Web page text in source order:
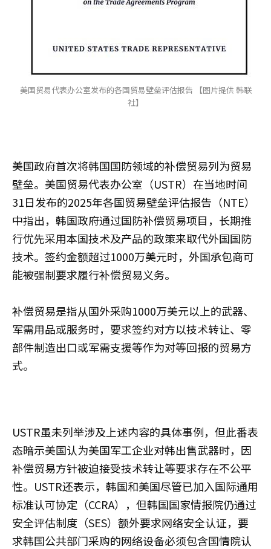
美国贸易代表办公室发布的各国贸易壁垒评估报告 【图片提供 韩联
社】
美国政府首次将韩国国防领域的补偿贸易列为贸易
壁垒。美国贸易代表办公室（USTR）在当地时间
31日发布的2025年各国贸易壁垒评估报告（NTE）
中指出，韩国政府通过国防补偿贸易项目，长期推
行优先采用本国技术及产品的政策来取代外国国防
技术。签约金额超过1000万美元时，外国承包商可
能被强制要求履行补偿贸易义务。
补偿贸易是指从国外采购1000万美元以上的武器、
军需用品或服务时，要求签约对方以技术转让、零
部件制造出口或军需支援等作为对等回报的贸易方
式。
USTR虽未列举涉及上述内容的具体事例，但此番表
态暗示美国认为美国军工企业对韩出售武器时，因
补偿贸易方针被迫接受技术转让等要求存在不公平
性。USTR还表示，韩国和美国尽管已加入国际通用
标准认可协定（CCRA），但韩国国家情报院仍通过
安全评估制度（SES）额外要求网络安全认证，要
求韩国公共部门采购的网络设备必须包含国情院认